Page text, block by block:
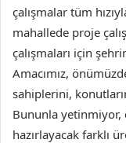
çalışmalar tüm
mahallede proje
çalışmaları için
Amacımız,
sahiplerini,
Bununla yetinmiyor,
hazırlayacak farklı